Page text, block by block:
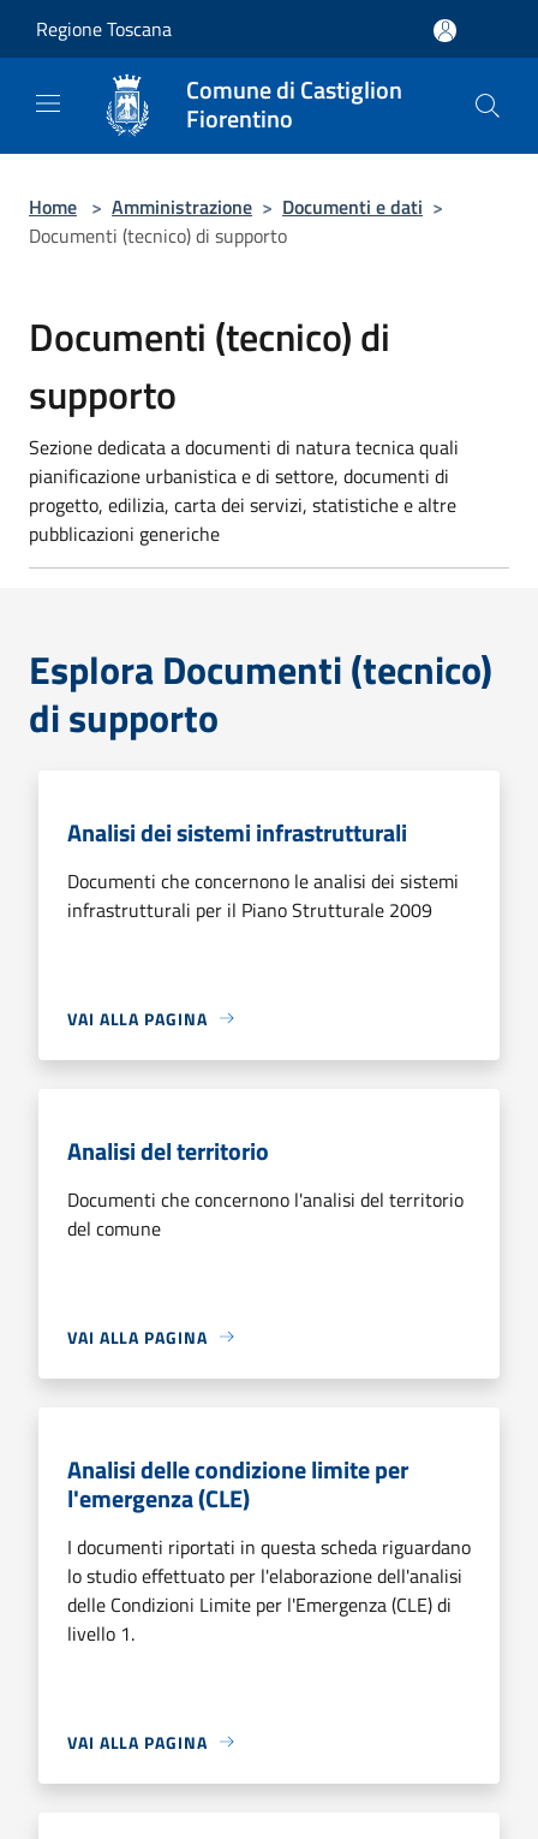
Regione Toscana
Comune di Castiglion
Fiorentino
Home > Amministrazione > Documenti e dati >
Documenti (tecnico) di supporto
Documenti (tecnico) di
supporto
Sezione dedicata a documenti di natura tecnica quali
pianificazione urbanistica e di settore, documenti di
progetto, edilizia, carta dei servizi, statistiche e altre
pubblicazioni generiche
Esplora Documenti (tecnico)
di supporto
Analisi dei sistemi infrastrutturali
Documenti che concernono le analisi dei sistemi
infrastrutturali per il Piano Strutturale 2009
VAI ALLA PAGINA
Analisi del territorio
Documenti che concernono l'analisi del territorio
del comune
VAI ALLA PAGINA
Analisi delle condizione limite per
l'emergenza (CLE)
I documenti riportati in questa scheda riguardano
lo studio effettuato per l'elaborazione dell'analisi
delle Condizioni Limite per l'Emergenza (CLE) di
livello 1.
VAI ALLA PAGINA